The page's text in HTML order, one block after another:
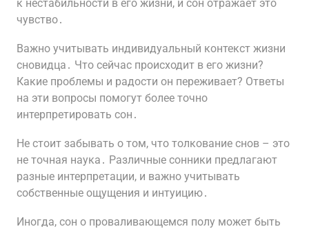
к нестабильности в его жизни, и сон отражает это
чувство․
Важно учитывать индивидуальный контекст жизни
сновидца․ Что сейчас происходит в его жизни?
Какие проблемы и радости он переживает? Ответы
на эти вопросы помогут более точно
интерпретировать сон․
Не стоит забывать о том, что толкование снов – это
не точная наука․ Различные сонники предлагают
разные интерпретации, и важно учитывать
собственные ощущения и интуицию․
Иногда, сон о проваливающемся полу может быть